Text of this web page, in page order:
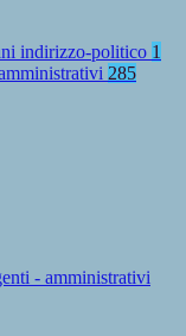
indirizzo-politico 1
285
- amministrativi